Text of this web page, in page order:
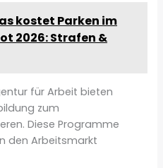
kostet Parken im
2026: Strafen &
für Arbeit bieten
zum
Diese Programme
den Arbeitsmarkt